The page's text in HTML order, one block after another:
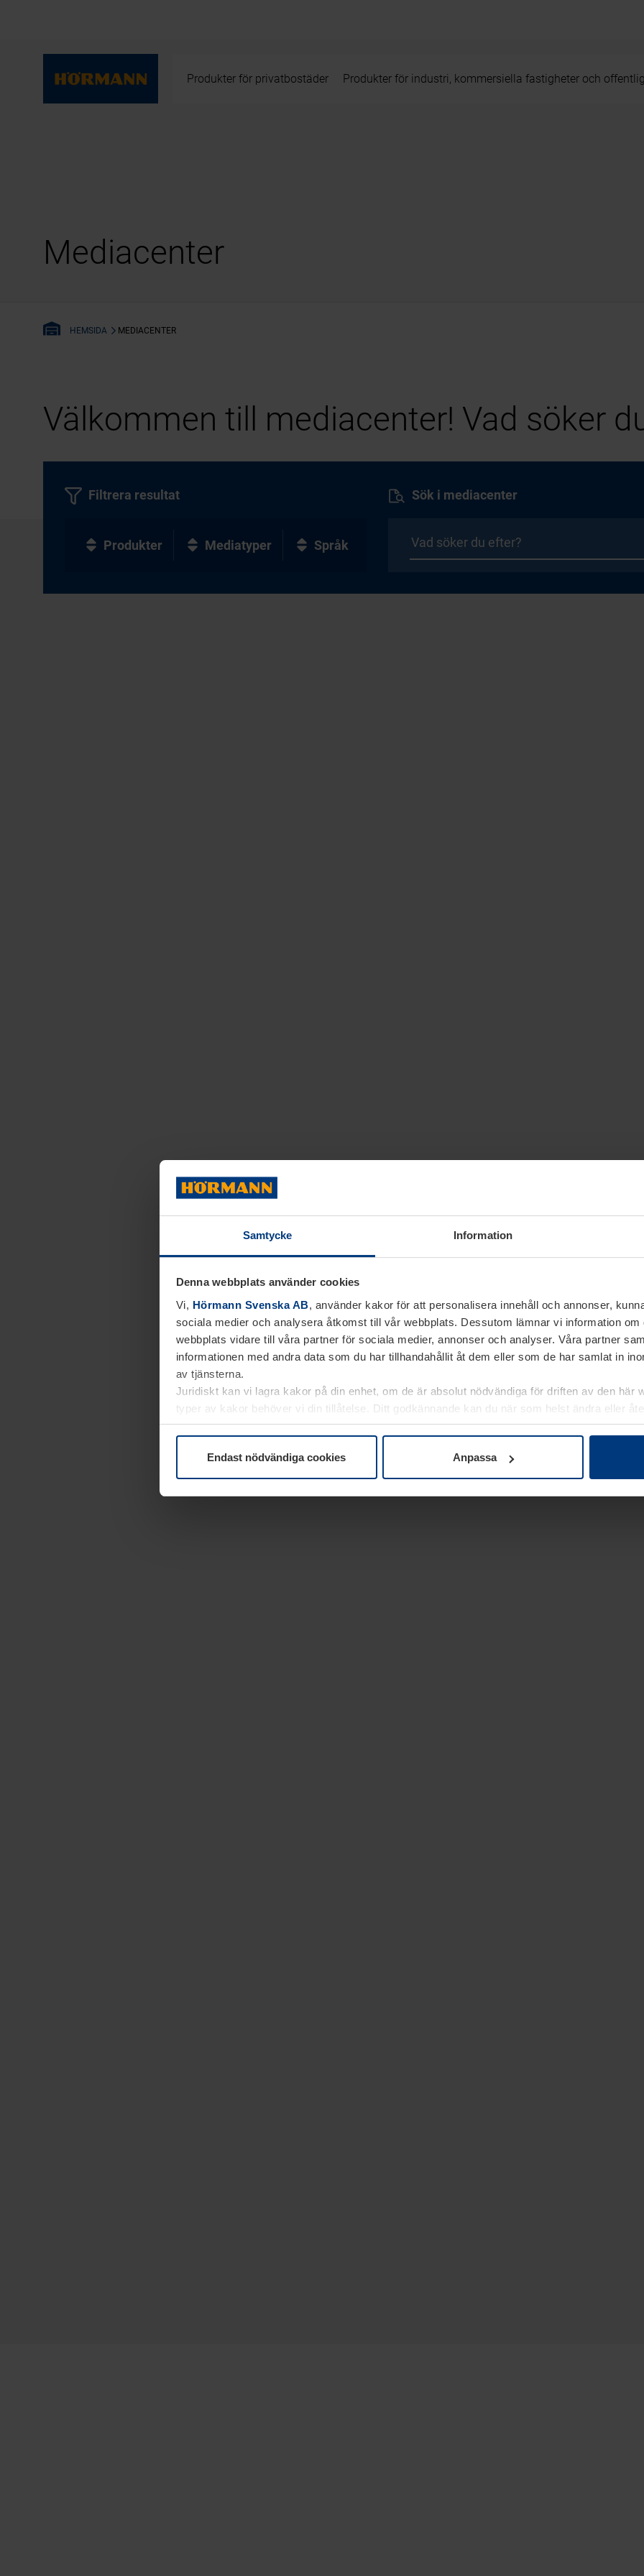
Samtycke Information
Denna webbplats använder cookies
Vi, Hörmann Svenska AB, använder kakor för att personalisera innehåll och annonser,
sociala medier och analysera åtkomst till vår webbplats. Dessutom lämnar vi information om
webbplats vidare till våra partner för sociala medier, annonser och analyser. Våra partner
informationen med andra data som du har tillhandahållit åt dem eller som de har samlat in
av tjänsterna.
Juridiskt kan vi lagra kakor på din enhet, om de är absolut nödvändiga för driften av den här
typer av kakor behöver vi din tillåtelse. Ditt godkännande kan du när som helst ändra eller
kakor underDataskyddsförklaringpå vår webbplats.
Endast nödvändiga cookies Anpassa
Produkter för privatbostäder Produkter för industri, kommersiella fastigheter och
Mediacenter
HEMSIDA MEDIACENTER
Välkommen till mediacenter! Vad söker
Sök i mediacenter
Filtrera resultat
Produkter Mediatyper Språk